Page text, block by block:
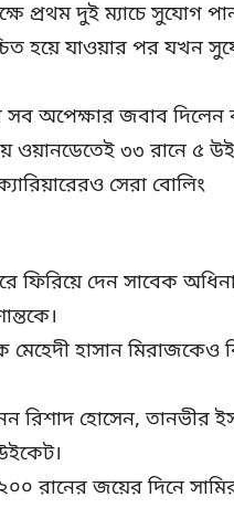
প্রথম দুই ম্যাচে সুযোগ
হয়ে যাওয়ার পর যখন
অপেক্ষার জবাব দিলেন
ওয়ানডেতেই ৩৩ রানে ৫
সেরা বোলিং
ফিরিয়ে দেন সাবেক
হাসান মিরাজকেও
রিশাদ হোসেন, তানভীর
রানের জয়ের দিনে